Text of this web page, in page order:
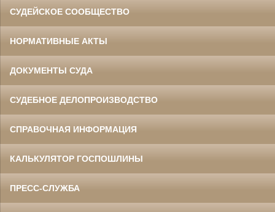
СУДЕЙСКОЕ СООБЩЕСТВО
НОРМАТИВНЫЕ АКТЫ
ДОКУМЕНТЫ СУДА
СУДЕБНОЕ ДЕЛОПРОИЗВОДСТВО
СПРАВОЧНАЯ ИНФОРМАЦИЯ
КАЛЬКУЛЯТОР ГОСПОШЛИНЫ
ПРЕСС-СЛУЖБА